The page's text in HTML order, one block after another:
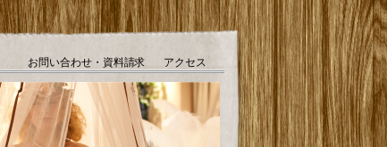
お問い合わせ・資料請求 アクセス